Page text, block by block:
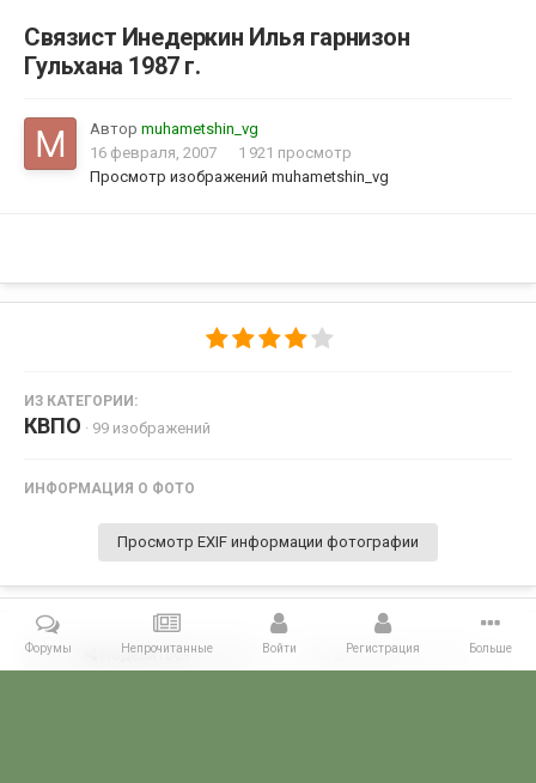
Связист Инедеркин Илья гарнизон
Гульхана 1987 г.
Автор muhametshin_vg
16 февраля, 2007
1 921 просмотр
Просмотр изображений muhametshin_vg
ИЗ КАТЕГОРИИ:
КВПО · 99 изображений
ИНФОРМАЦИЯ О ФОТО
Просмотр EXIF информации фотографии
Поделиться Подписчики 0
Форумы Непрочитанные Войти Регистрация Больше